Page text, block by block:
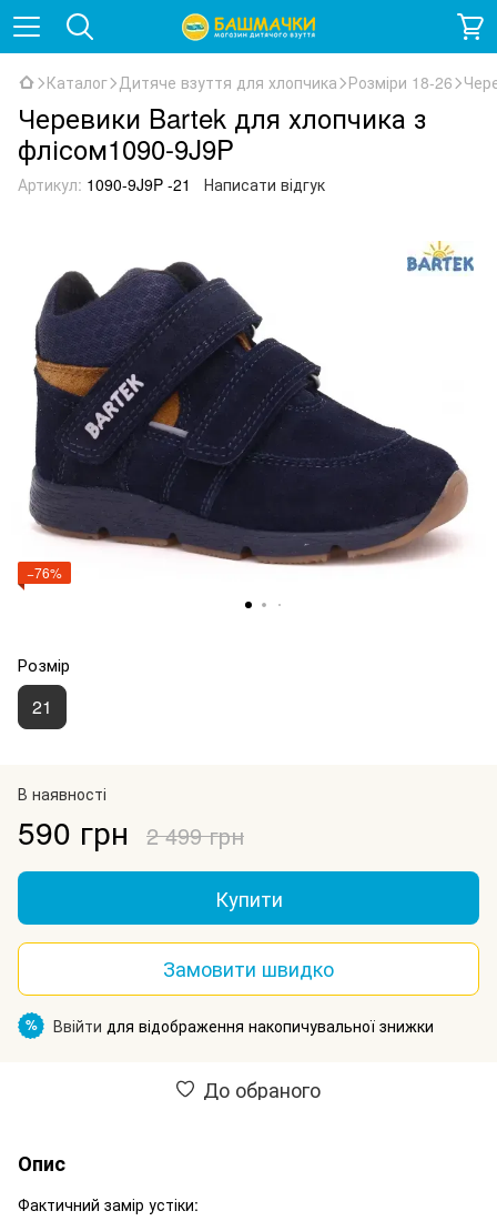
Каталог Дитяче взуття для хлопчика Розміри 18-26
Черевики Bartek для хлопчика з
флісом1090-9J9P
Артикул: 1090-9J9P -21 Написати відгук
−76%
Розмір
21
В наявності
590 грн 2 499 грн
Купити
Замовити швидко
% Ввійти для відображення накопичувальної знижки
До обраного
Опис
Фактичний замір устіки: